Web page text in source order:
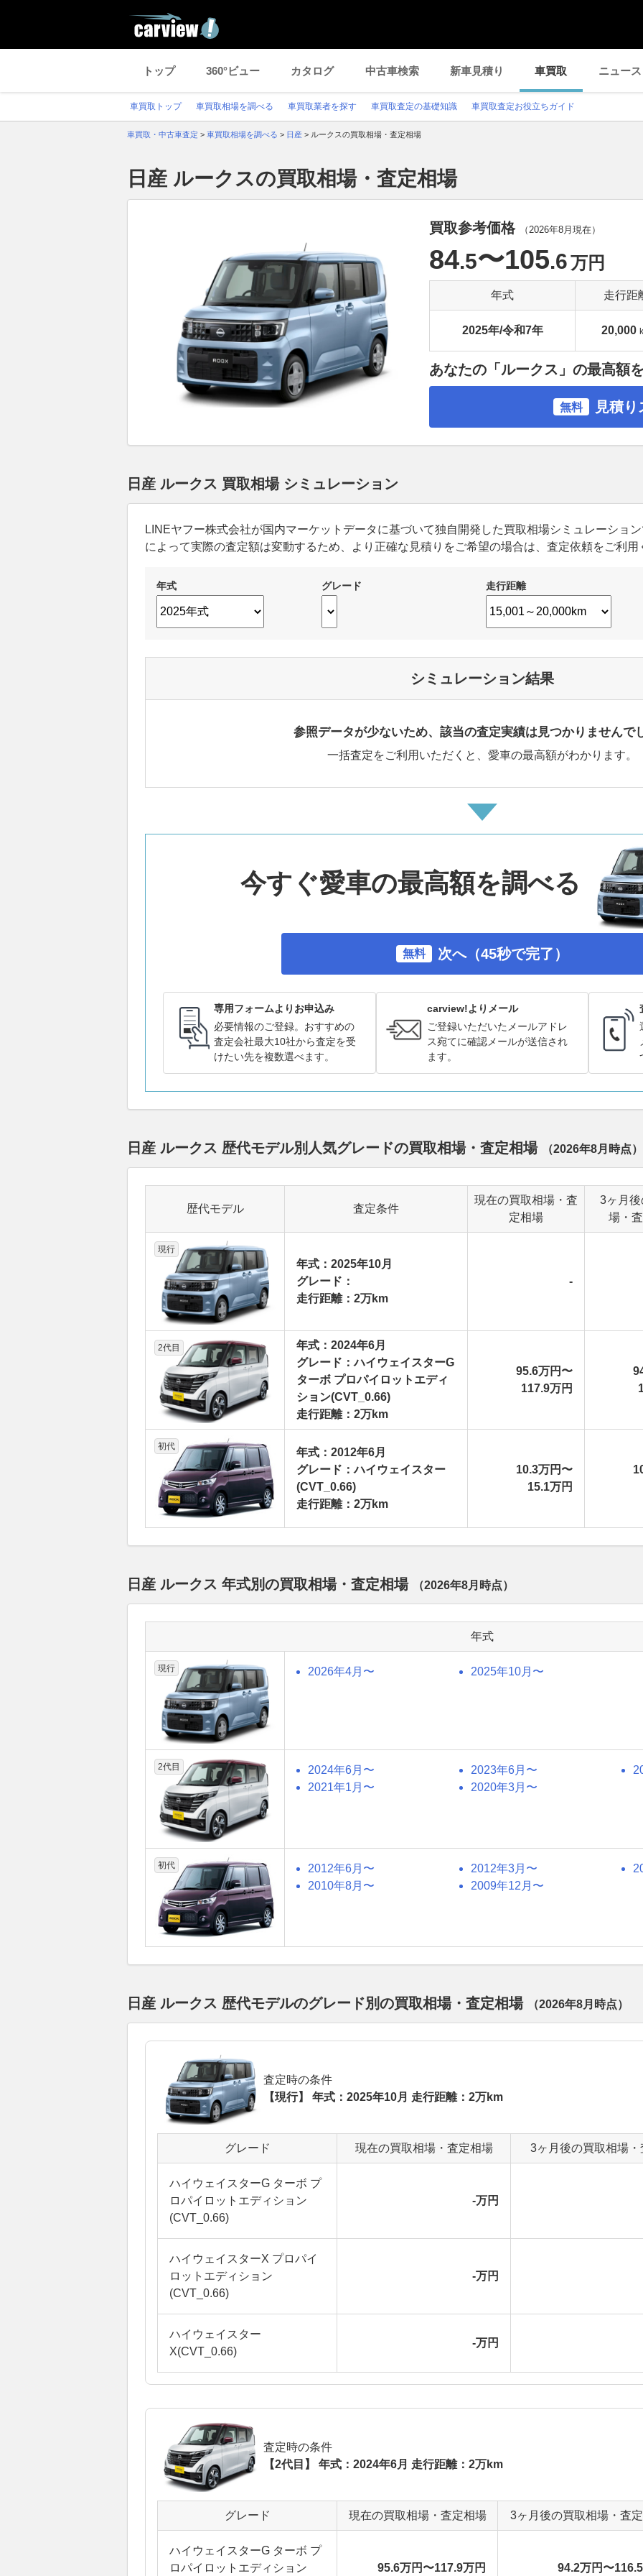
トップ 360°ビュー カタログ 中古車検索 新車見積り 車買取 ニュース
車買取トップ 車買取相場を調べる 車買取業者を探す 車買取査定の基礎知識 車買取査定お役立ちガイド
車買取・中古車査定 > 車買取相場を調べる > 日産 > ルークスの買取相場・査定相場
日産 ルークスの買取相場・査定相場
買取参考価格 （2026年8月 現在）
84.5〜105.6万円
年式 走行距
2025年/令和7年 20,000
あなたの「ルークス」の最高額
無料 見積
日産 ルークス 買取相場 シミュレーション
LINEヤフー株式会社が国内マーケットデータに基づいて独自開発した買取相場シミュレーショ
によって実際の査定額は変動するため、より正確な見積りをご希望の場合は、査定依頼をご利用
年式 グレード 走行距離
シミュレーション結果
参照データが少ないため、該当の査定実績は見つかりませんで
一括査定をご利用いただくと、愛車の最高額がわかります。
今すぐ愛車の最高額を調べる
無料 次へ（45秒で完了）
専用フォームよりお申込み
必要情報のご登録。おすすめの
査定会社最大10社から査定を受
けたい先を複数選べます。
carview!よりメール
ご登録いただいたメールアドレ
ス宛てに確認メールが送信され
ます。
日産 ルークス 歴代モデル別人気グレードの買取相場・査定相場 （2026年8月 時点）
歴代モデル 査定条件
現在の買取相場・査
定相場
3ヶ月
場・
現行
年式：2025年10月
グレード：
走行距離：2万km
-
2代目
年式：2024年6月
グレード：ハイウェイスターG
ターボ プロパイロットエディ
ション(CVT_0.66)
走行距離：2万km
95.6万円〜
117.9万円
初代
年式：2012年6月
グレード：ハイウェイスター
(CVT_0.66)
走行距離：2万km
10.3万円〜
15.1万円
日産 ルークス 年式別の買取相場・査定相場 （2026年8月 時点）
年式
現行 2026年4月〜 2025年10月〜
2代目 2024年6月〜 2023年6月〜
2021年1月〜
2020年3月〜
初代 2012年6月〜 2012年3月〜
2010年8月〜
2009年12月〜
日産 ルークス 歴代モデルのグレード別の買取相場・査定相場 （2026年8月 時点）
査定時の条件
【現行】 年式：2025年10月 走行距離：2万km
グレード 現在の買取相場・査定相場 3ヶ月後の買取相場・
ハイウェイスターG ターボ プ
ロパイロットエディション
(CVT_0.66)
-万円
ハイウェイスターX プロパイ
ロットエディション
(CVT_0.66)
-万円
ハイウェイスター
X(CVT_0.66)
-万円
査定時の条件
【2代目】 年式：2024年6月 走行距離：2万km
グレード 現在の買取相場・査定相場 3ヶ月後の買取相場・査
ハイウェイスターG ターボ プ
ロパイロットエディション
95.6万円〜117.9万円 94.2万円〜